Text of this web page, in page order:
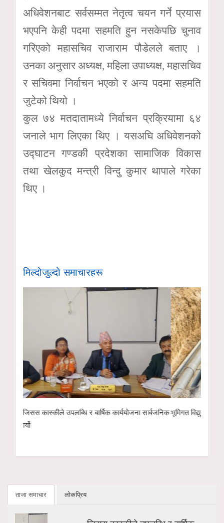
अधिवेशनबाट सर्वसम्मत नेतृत्व चयन गर्ने प्रयास
भएपनि केही पदमा सहमति हुन नसकेपछि चुनाव
गरिएको महासचिव राजाराम पौडेलले बताए ।
उनका अनुसार अध्यक्ष, महिला उपाध्यक्ष, महासचिव
र सचिवमा निर्वाचन भएको र अन्य पदमा सहमति
जुटेको थियो ।
कुल ७४ मतदातामध्ये निर्वाचन प्रक्रियामा ६४
जनाले भाग लिएका थिए । यसअघि अधिवेशनको
उद्घाटन गण्डकी प्रदेशका सामाजिक विकास
तथा खेलकुद मन्त्री विन्दु कुमार थापाले गरेका
थिए ।
मिल्दोजुल्दो समाचारहरू
भूमिगत विद्युतीकरणअन्तर्गत ११ केभी लाइन ‘चार्ज’ गरिँदै
पोखरा रङ्गशालाको
ताजा समाचार लोकप्रिय